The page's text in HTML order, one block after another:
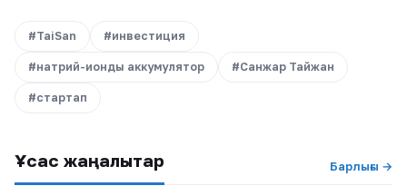
#TaiSan #инвестиция
#натрий-ионды аккумулятор #Санжар Тайжан
#стартап
Ұқсас жаңалықтар Барлығы →